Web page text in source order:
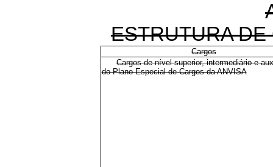
ESTRUTURA
Cargos
Cargos de nível superior, intermediário e
do Plano Especial de Cargos da ANVISA